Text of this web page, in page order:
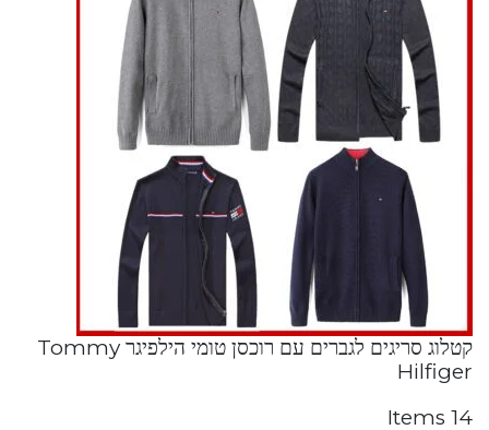
קטלוג סריגים לגברים עם רוכסן טומי הילפיגר Tommy
Hilfiger
14 Items